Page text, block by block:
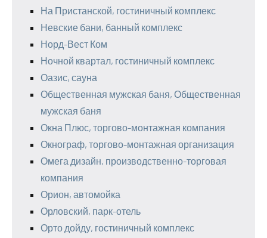
На Пристанской, гостиничный комплекс
Невские бани, банный комплекс
Норд-Вест Ком
Ночной квартал, гостиничный комплекс
Оазис, сауна
Общественная мужская баня, Общественная
мужская баня
Окна Плюс, торгово-монтажная компания
Окнограф, торгово-монтажная организация
Омега дизайн, производственно-торговая
компания
Орион, автомойка
Орловский, парк-отель
Орто дойду, гостиничный комплекс